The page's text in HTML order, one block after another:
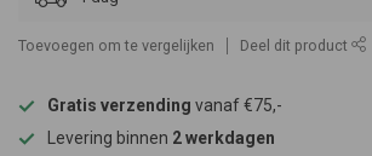
Toevoegen om te vergelijken Deel dit product
Gratis verzending vanaf €75,-
Levering binnen 2 werkdagen